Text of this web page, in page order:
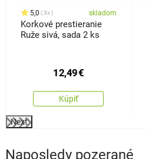
5,0 3x skladom
Korkové prestieranie
Ruže sivá, sada 2 ks
12,49€
Kúpiť
Next
Naposledy pozerané